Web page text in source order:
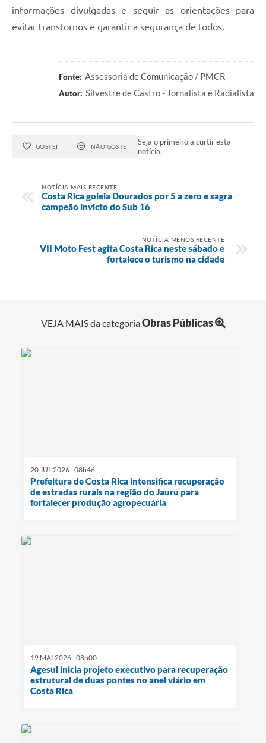
informações divulgadas e seguir as orientações para
evitar transtornos e garantir a segurança de todos.
Fonte: Assessoria de Comunicação / PMCR
Autor: Silvestre de Castro - Jornalista e Radialista
GOSTEI NÃO GOSTEI
Seja o primeiro a curtir esta
notícia.
NOTÍCIA MAIS RECENTE
Costa Rica goleia Dourados por 5 a zero e sagra
campeão invicto do Sub 16
NOTÍCIA MENOS RECENTE
VII Moto Fest agita Costa Rica neste sábado e
fortalece o turismo na cidade
VEJA MAIS da categoriaObras Públicas
20 JUL 2026 - 08h46
Prefeitura de Costa Rica intensifica recuperação
de estradas rurais na região do Jauru para
fortalecer produção agropecuária
19 MAI 2026 - 08h00
Agesul inicia projeto executivo para recuperação
estrutural de duas pontes no anel viário em
Costa Rica